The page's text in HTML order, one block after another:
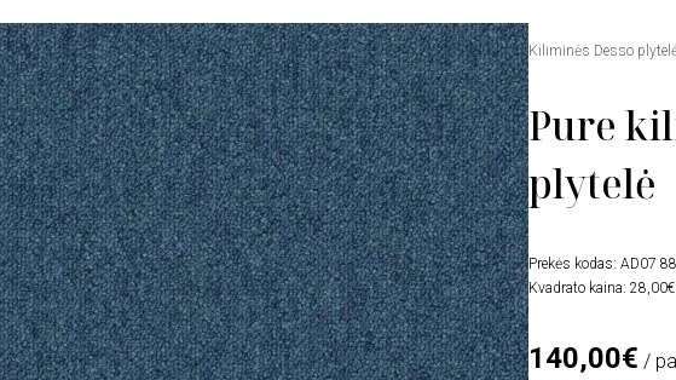
Kiliminės Desso
Pure
plytelė
Prekės kodas: AD07
Kvadrato kaina:
140,00€ /